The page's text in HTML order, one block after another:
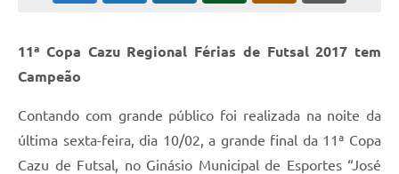
11ª Copa Cazu Regional Férias de Futsal 2017 tem
Campeão
Contando com grande público foi realizada na noite da
última sexta-feira, dia 10/02, a grande final da 11ª Copa
Cazu de Futsal, no Ginásio Municipal de Esportes “José